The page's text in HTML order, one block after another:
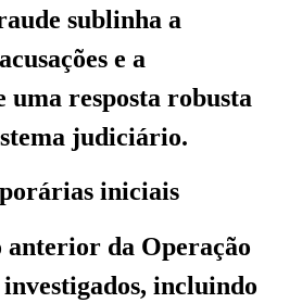
sublinha a
e a
resposta robusta
judiciário.
iniciais
anterior da Operação
incluindo